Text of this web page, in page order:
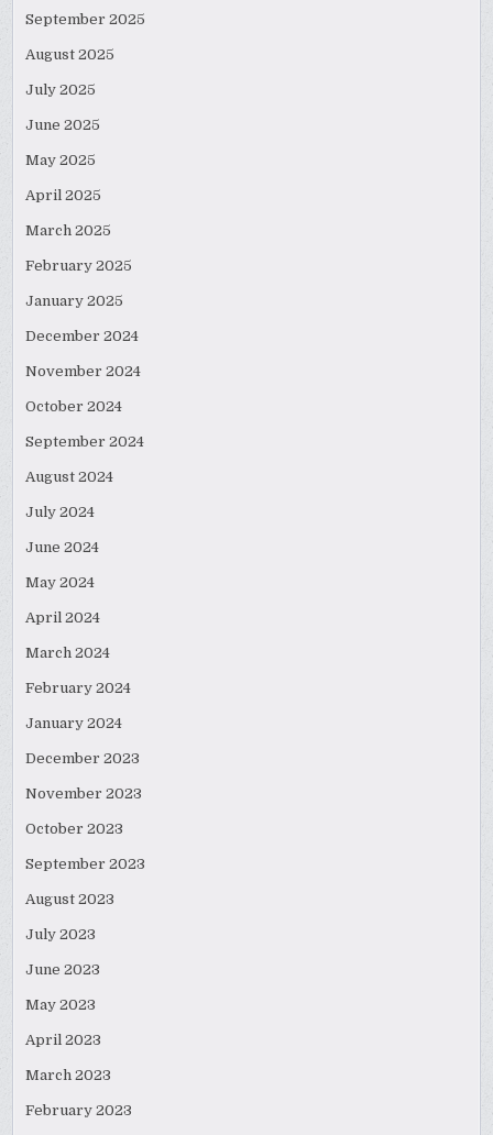
September 2025
August 2025
July 2025
June 2025
May 2025
April 2025
March 2025
February 2025
January 2025
December 2024
November 2024
October 2024
September 2024
August 2024
July 2024
June 2024
May 2024
April 2024
March 2024
February 2024
January 2024
December 2023
November 2023
October 2023
September 2023
August 2023
July 2023
June 2023
May 2023
April 2023
March 2023
February 2023